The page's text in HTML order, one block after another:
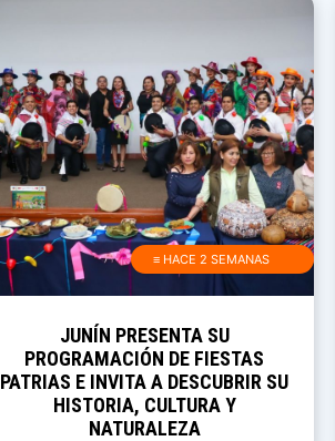
≡ HACE 2 SEMANAS
JUNÍN PRESENTA SU
PROGRAMACIÓN DE FIESTAS
PATRIAS E INVITA A DESCUBRIR SU
HISTORIA, CULTURA Y
NATURALEZA